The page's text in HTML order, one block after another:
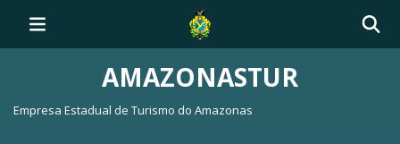
AMAZONASTUR
Empresa Estadual de Turismo do Amazonas